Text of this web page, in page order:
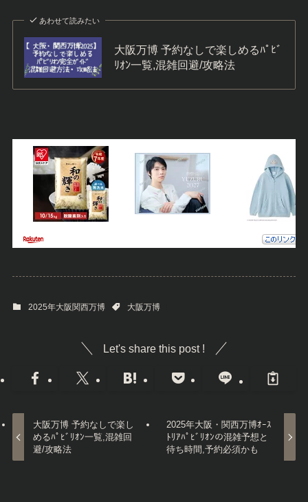
あわせて読みたい
大阪万博 予約なしで楽しめるﾊﾟﾋﾞ
ﾘｵﾝ一覧,混雑回避/攻略法
2025年大阪関西万博 大阪万博
Let's share this post !
大阪万博 予約なしで楽し
めるﾊﾟﾋﾞﾘｵﾝ一覧,混雑回
避/攻略法
2025年大阪・関西万博ｵｰｽ
ﾄﾘｱﾊﾟﾋﾞﾘｵﾝの混雑予想と
待ち時間,予約必須かも